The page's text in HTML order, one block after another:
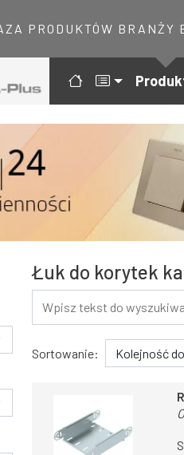
PRODUKTÓW BRANŻY
Łuk do korytek
Wyniki
Sortowanie: